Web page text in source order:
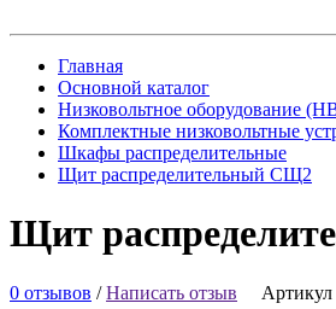
Главная
Основной каталог
Низковольтное оборудование
Комплектные низковольтные
Шкафы распределительные
Щит распределительный СЩ2
Щит
0 отзывов /Написать отзыв Артикул